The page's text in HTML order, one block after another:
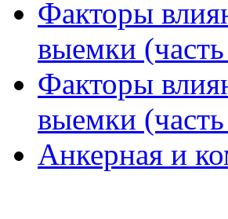
Факторы
выемки
Факторы
выемки
Анкерная и